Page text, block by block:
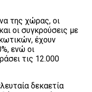
της χώρας, οι
οι συγκρούσεις με
έχουν
ενώ οι
τις 12.000
δεκαετία